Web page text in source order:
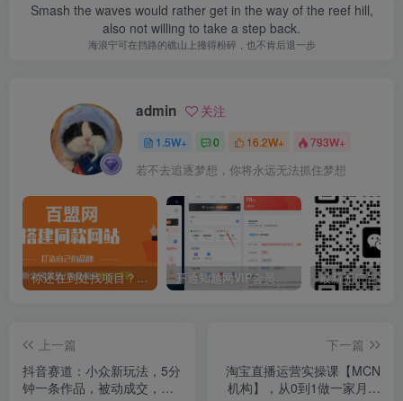
Smash the waves would rather get in the way of the reef hill,
also not willing to take a step back.
海浪宁可在挡路的礁山上撞得粉碎，也不肯后退一步
admin 关注
1.5W+ 0 16.2W+ 793W+
若不去追逐梦想，你将永远无法抓住梦想
你还在到处找项目？还在当韭菜？我靠卖项目一个月收入5万+，曾经我也是个失败者。 开通知越网VIP会员，尊享全站资源免费下载，享70%的推广提成！！【限时五折优惠】
上一篇
抖音赛道：小众新玩法，5分
钟一条作品，被动成交，日
下一篇
淘宝直播运营实操课【MCN
机构】，从0到1做一家月销